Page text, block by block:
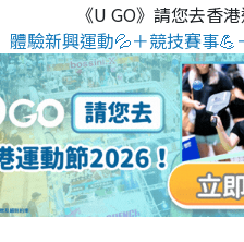
《U GO》請您去香
體驗新興運動💦＋競技賽事💪